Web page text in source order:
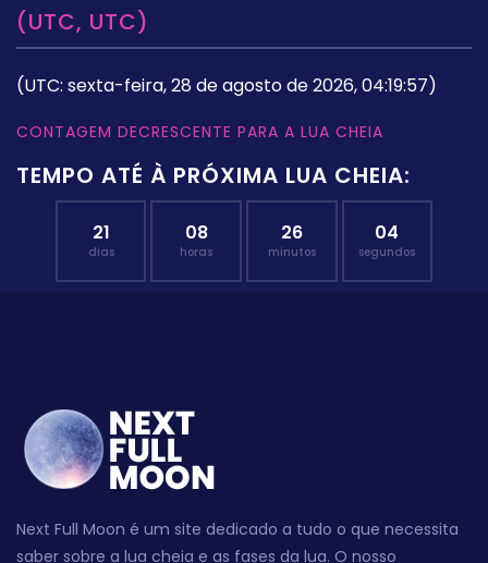
(UTC, UTC)
(UTC: sexta-feira, 28 de agosto de 2026, 04:19:57)
CONTAGEM DECRESCENTE PARA A LUA CHEIA
TEMPO ATÉ À PRÓXIMA LUA CHEIA:
21
dias
08
horas
26
minutos
03
segundos
Next Full Moon é um site dedicado a tudo o que necessita
saber sobre a lua cheia e as fases da lua. O nosso